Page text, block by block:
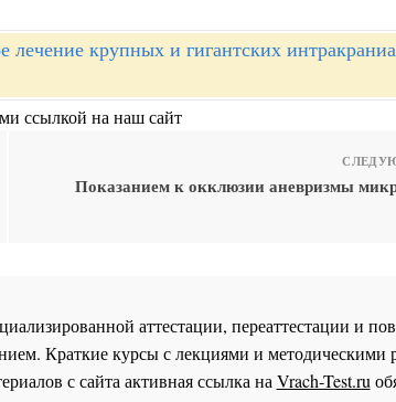
лечение крупных и гигантских
ссылкой на наш сайт
Показанием к окклюзии аневризмы
аттестации, переаттестации и
Краткие курсы с лекциями и методическими
с сайта активная ссылка на Vrach-Test.ru